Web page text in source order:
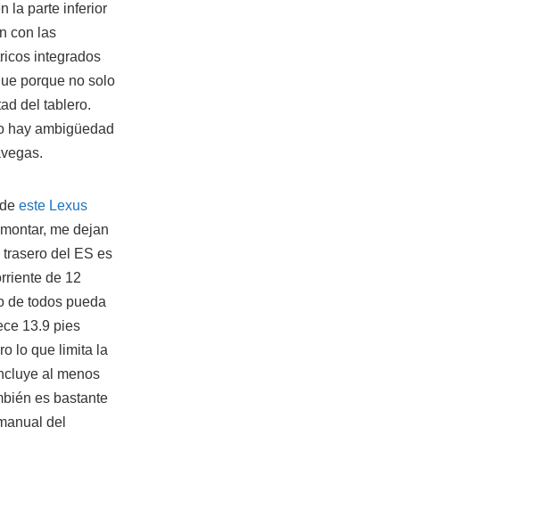
la parte inferior
con las
integrados
porque no solo
del tablero.
hay ambigüedad
este Lexus
me dejan
del ES es
de 12
de todos pueda
13.9 pies
lo que limita la
al menos
es bastante
del